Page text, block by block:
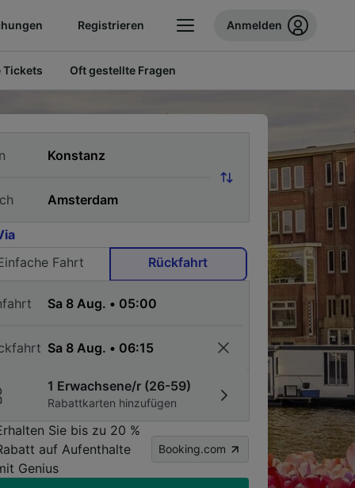
Registrieren Anmelden
Tickets Oft gestellte Fragen
Fahrt
Rückfahrt
1 Erwachsene/r (26-59)
Rabattkarten hinzufügen
Sie bis zu 20 %
auf Aufenthalte
Genius
Booking.com